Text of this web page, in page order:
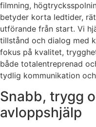
filmning,
betyder korta ledtider,
utförande från start. Vi
tillstånd och dialog med
fokus på kvalitet,
både totalentreprenad
tydlig kommunikation
Snabb, trygg
avloppshjälp